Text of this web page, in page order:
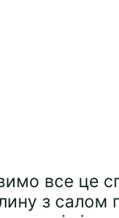
все це
з салом